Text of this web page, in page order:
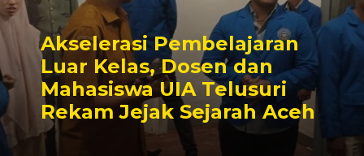
Akselerasi Pembelajaran
Luar Kelas, Dosen dan
Mahasiswa UIA Telusuri
Rekam Jejak Sejarah Aceh